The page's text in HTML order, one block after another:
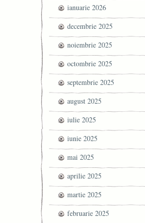
ianuarie 2026
decembrie 2025
noiembrie 2025
octombrie 2025
septembrie 2025
august 2025
iulie 2025
iunie 2025
mai 2025
aprilie 2025
martie 2025
februarie 2025